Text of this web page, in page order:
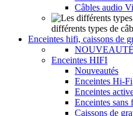
Câbles audio
différents types de
Enceintes hifi, caissons de
Enceintes HIFI
Nouveautés
Enceintes Hi-Fi
Enceintes
Enceintes sans
Caissons de